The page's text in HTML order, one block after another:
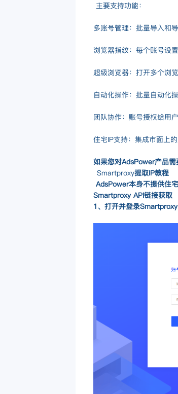
主要支持功能：
多账号管理：批量导入和
浏览器指纹：每个账号设
超级浏览器：打开多个浏
自动化操作：批量自动化
团队协作：账号授权给用
住宅IP支持：集成市面上
如果您对AdsPower产品
Smartproxy提取IP教程
AdsPower本身不提供住
Smartproxy API链接获取
1、打开并登录